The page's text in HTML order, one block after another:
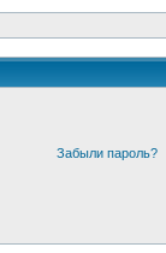
Забыли пароль?